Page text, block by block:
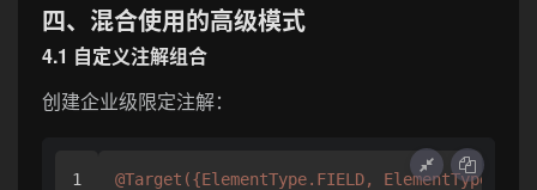
四、混合使用的高级模式
4.1 自定义注解组合
创建企业级限定注解：
1
@Target({ElementType.FIELD,